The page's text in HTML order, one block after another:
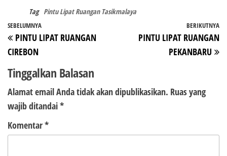
Tag Pintu Lipat Ruangan Tasikmalaya
Navigasi
pos
Pos
Sebelumnya
SEBELUMNYA
PINTU LIPAT RUANGAN
CIREBON
BERIKUTNYA
PINTU LIPAT RUANGAN
PEKANBARU
Tinggalkan Balasan
Alamat email Anda tidak akan dipublikasikan. Ruas yang
wajib ditandai*
Komentar*